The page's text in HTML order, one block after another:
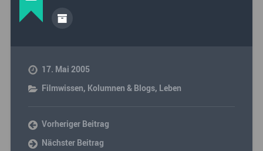
17. Mai 2005
Filmwissen, Kolumnen & Blogs, Leben
Vorheriger Beitrag
Nächster Beitrag